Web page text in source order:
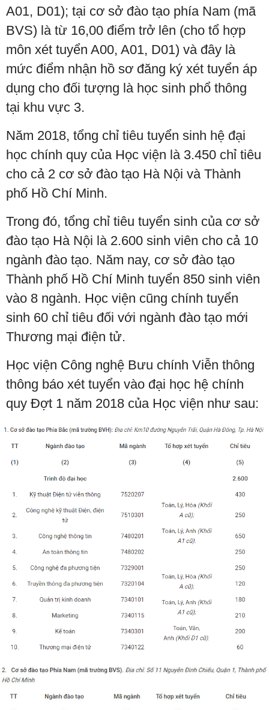
A01, D01); tại cơ sở đào tạo phía Nam (mã
BVS) là từ 16,00 điểm trở lên (cho tổ hợp
môn xét tuyển A00, A01, D01) và đây là
mức điểm nhận hồ sơ đăng ký xét tuyển áp
dụng cho đối tượng là học sinh phổ thông
tại khu vực 3.
Năm 2018, tổng chỉ tiêu tuyển sinh hệ đại
học chính quy của Học viện là 3.450 chỉ tiêu
cho cả 2 cơ sở đào tạo Hà Nội và Thành
phố Hồ Chí Minh.
Trong đó, tổng chỉ tiêu tuyển sinh của cơ sở
đào tạo Hà Nội là 2.600 sinh viên cho cả 10
ngành đào tạo. Năm nay, cơ sở đào tạo
Thành phố Hồ Chí Minh tuyển 850 sinh viên
vào 8 ngành. Học viện cũng chính tuyển
sinh 60 chỉ tiêu đối với ngành đào tạo mới
Thương mại điện tử.
Học viện Công nghệ Bưu chính Viễn thông
thông báo xét tuyển vào đại học hệ chính
quy Đợt 1 năm 2018 của Học viện như sau: